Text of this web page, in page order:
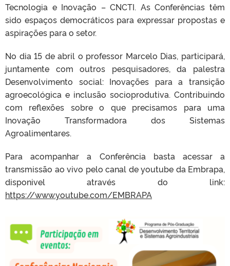
Tecnologia e Inovação – CNCTI. As Conferências têm
sido espaços democráticos para expressar propostas e
aspirações para o setor.
No dia15 de abril o professor Marcelo Dias, participará,
juntamente com outros pesquisadores, da palestra
Desenvolvimento social: Inovações para a transição
agroecológica e inclusão socioprodutiva. Contribuindo
com reflexões sobre o que precisamos para uma
Inovação Transformadora dos Sistemas
Agroalimentares.
Para acompanhar a Conferência basta acessar a
transmissão ao vivo pelo canal de youtube da Embrapa,
disponivel através do link:
https://www.youtube.com/EMBRAPA